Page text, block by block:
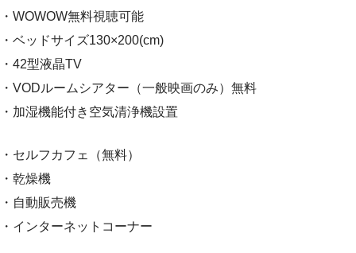
・WOWOW無料視聴可能
・ベッドサイズ130×200(cm)
・42型液晶TV
・VODルームシアター（一般映画のみ）無料
・加湿機能付き空気清浄機設置
・セルフカフェ（無料）
・乾燥機
・自動販売機
・インターネットコーナー